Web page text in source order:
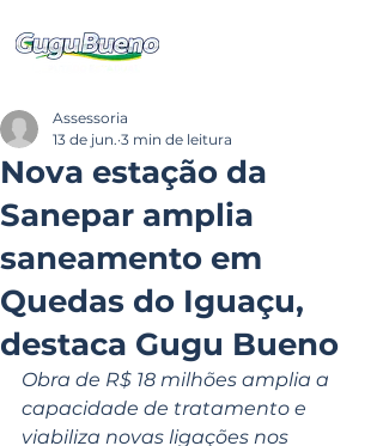
Nova estação da
Sanepar amplia
saneamento em
Quedas do Iguaçu,
destaca Gugu Bueno
Assessoria
13 de jun. 3 min de leitura
Obra de R$ 18 milhões amplia a
capacidade de tratamento e
viabiliza novas ligações nos